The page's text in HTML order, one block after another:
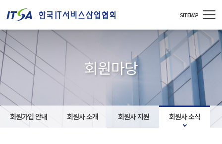
SITEMAP
회원마당
회원가입 안내 회원사 소개 회원사 지원 회원사 소식